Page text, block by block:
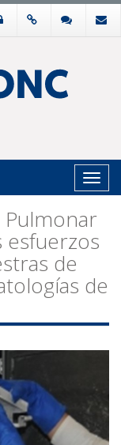
Pulmonar
esfuerzos
de
de